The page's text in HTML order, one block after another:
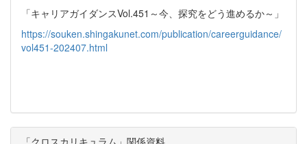
「キャリアガイダンスVol.451～今、探究をどう進めるか～」
https://souken.shingakunet.com/publication/careerguidance/
vol451-202407.html
「クロスカリキュラム」関係資料